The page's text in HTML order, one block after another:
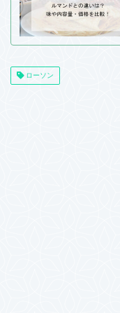
ローソン